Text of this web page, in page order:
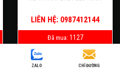
LIÊN HỆ: 0987412144
Đã mua: 1127
ZALO CHỈ ĐƯỜNG